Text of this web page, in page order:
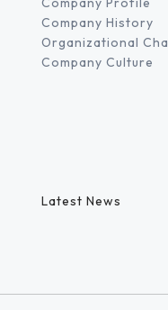
Company History
Organizational
Company Culture
Latest News